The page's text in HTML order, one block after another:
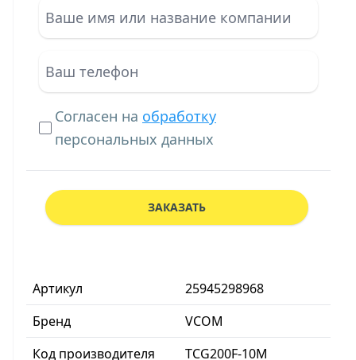
Артикул
25945298968
Бренд
VCOM
Код производителя
TCG200F-10M
Согласен на обработку
персональных данных
ЗАКАЗАТЬ